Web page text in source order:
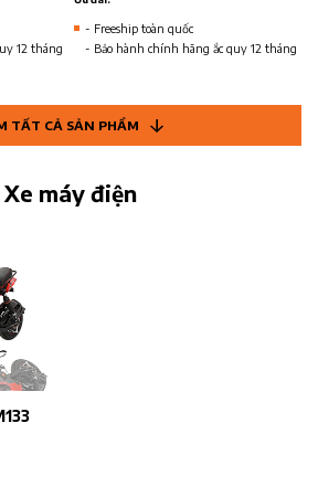
12 tháng
- Freeship toàn quốc
- Bảo hành chính hãng ắc quy 12 tháng
TẤT CẢ SẢN PHẨM
Xe máy điện